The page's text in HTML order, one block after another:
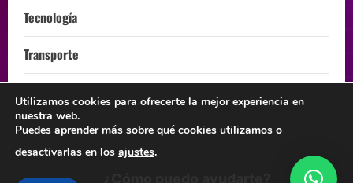
Tecnología
Transporte
ÚLTIMA HORA
Utilizamos cookies para ofrecerte la mejor experiencia en
nuestra web.
Puedes aprender más sobre qué cookies utilizamos o
desactivarlas en los ajustes.